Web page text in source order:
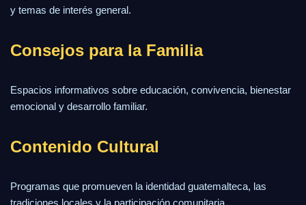
y temas de interés general.
Consejos para la Familia
Espacios informativos sobre educación, convivencia, bienestar
emocional y desarrollo familiar.
Contenido Cultural
Programas que promueven la identidad guatemalteca, las
tradiciones locales y la participación comunitaria.